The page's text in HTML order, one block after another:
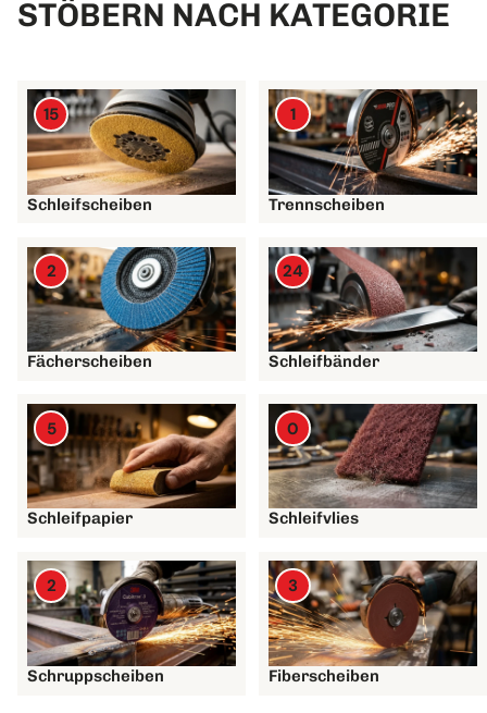
STÖBERN NACH KATEGORIE
Schleifscheiben
15
Trennscheiben
1
Fächerscheiben
2
Schleifbänder
24
Schleifpapier
5
Schleifvlies
0
Schruppscheiben
2
Fiberscheiben
3